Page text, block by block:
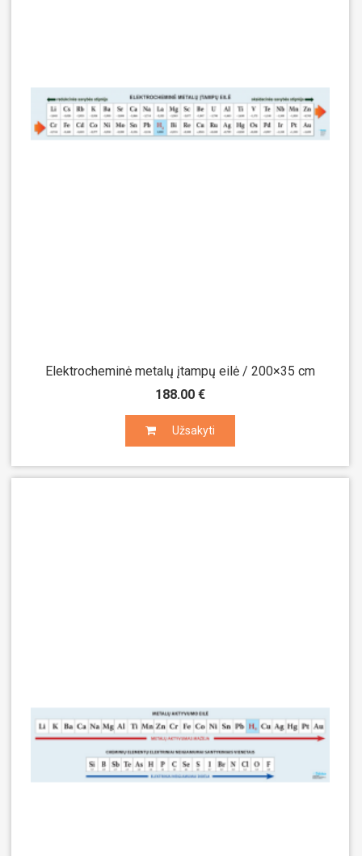
Elektrocheminė metalų įtampų eilė / 200×35 cm
188.00 €
Užsakyti
Užsakyti